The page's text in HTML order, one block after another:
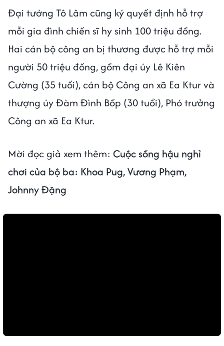
Đại tướng Tô Lâm cũng ký quyết định hỗ trợ
mỗi gia đình chiến sĩ hy sinh 100 triệu đồng.
Hai cán bộ công an bị thương được hỗ trợ mỗi
người 50 triệu đồng, gồm đại úy Lê Kiên
Cường (35 tuổi), cán bộ Công an xã Ea Ktur và
thượng úy Đàm Đình Bốp (30 tuổi), Phó trưởng
Công an xã Ea Ktur.
Mời đọc giả xem thêm: Cuộc sống hậu nghỉ
chơi của bộ ba: Khoa Pug, Vương Phạm,
Johnny Đặng